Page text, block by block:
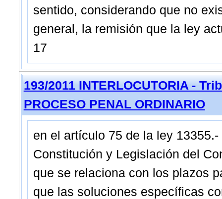
sentido, considerando que no
general, la remisión que la ley
17
193/2011 INTERLOCUTORIA -
PROCESO PENAL ORDINARIO
en el artículo 75 de la ley
Constitución y Legislación del
que se relaciona con los plazos
que las soluciones específicas